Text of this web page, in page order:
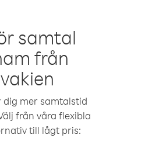
samtal
från
dig mer samtalstid
från våra flexibla
till lågt pris: